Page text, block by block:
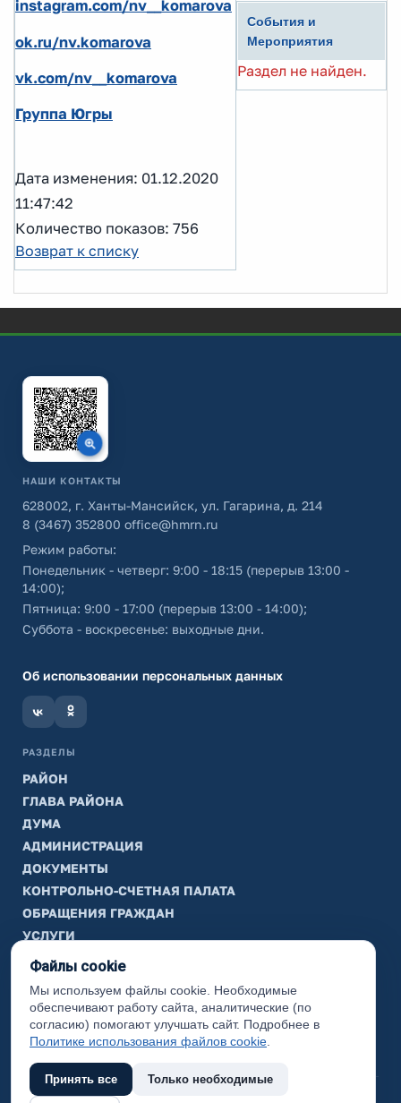
instagram.com/nv__komarova
ok.ru/nv.komarova
vk.com/nv__komarova
Группа Югры
Дата изменения: 01.12.2020
11:47:42
Количество показов: 756
Возврат к списку
События и
Мероприятия
Раздел не найден.
НАШИ КОНТАКТЫ
628002, г. Ханты-Мансийск, ул. Гагарина, д. 214
8 (3467) 352800 office@hmrn.ru
Режим работы:
Понедельник - четверг: 9:00 - 18:15 (перерыв 13:00 -
14:00);
Пятница: 9:00 - 17:00 (перерыв 13:00 - 14:00);
Суббота - воскресенье: выходные дни.
Об использовании персональных данных
РАЗДЕЛЫ
РАЙОН
ГЛАВА РАЙОНА
ДУМА
АДМИНИСТРАЦИЯ
ДОКУМЕНТЫ
КОНТРОЛЬНО-СЧЕТНАЯ ПАЛАТА
ОБРАЩЕНИЯ ГРАЖДАН
УСЛУГИ
ТИК
ИНФОРМАЦИЯ
Законодательная карта
Карта сайта
(с) 2017 Ханты-Мансийский район, официальный сайт
Файлы cookie
Мы используем файлы cookie. Необходимые
обеспечивают работу сайта, аналитические (по
согласию) помогают улучшать сайт. Подробнее в
Политике использования файлов cookie
Принять все Только необходимые